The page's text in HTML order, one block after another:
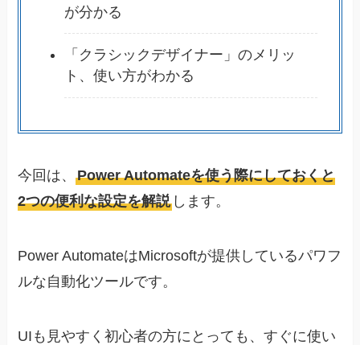
が分かる
「クラシックデザイナー」のメリッ
ト、使い方がわかる
今回は、Power Automateを使う際にしておくと
2つの便利な設定を解説 します。
Power AutomateはMicrosoftが提供しているパワフ
ルな自動化ツールです。
UIも見やすく初心者の方にとっても、すぐに使い